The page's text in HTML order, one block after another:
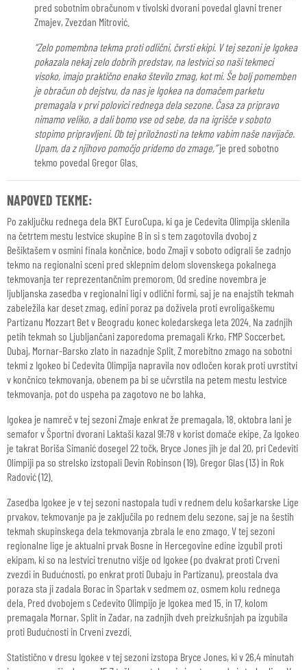
pred sobotnim obračunom v tivolski dvorani povedal glavni trener
Zmajev, Zvezdan Mitrović.
“Zelo pomembna tekma proti odlični, čvrsti ekipi. V tej sezoni je Igokea
pokazala nekaj zelo dobrih predstav, na lestvici so naši tekmeci
visoko, imajo praktično enako število zmag, kot mi. Še bolj pomemben
je obračun ob dejstvu, da nas je Igokea na domačem parketu
premagala v prvi polovici rednega dela sezone. Časa za pripravo
nimamo veliko, a dali bomo vse od sebe, da na igrišče v soboto
stopimo pripravljeni. Ob tej priložnosti na tekmo vabim naše navijače.
Upam, da z njihovo pomočjo pridemo do zmage,”je pred sobotno
tekmo povedal Gregor Glas.
NAPOVED TEKME:
Po zaključku rednega dela BKT EuroCupa, ki ga je Cedevita Olimpija sklenila
na četrtem mestu lestvice skupine B in si s tem zagotovila dvoboj z
Bešiktašem v osmini finala končnice, bodo Zmaji v soboto odigrali še zadnjo
tekmo na regionalni sceni pred sklepnim delom slovenskega pokalnega
tekmovanja ter reprezentančnim premorom. Od sredine novembra je
ljubljanska zasedba v regionalni ligi v odlični formi, saj je na enajstih tekmah
zabeležila kar deset zmag, edini poraz pa doživela proti evroligaškemu
Partizanu Mozzart Bet v Beogradu konec koledarskega leta 2024. Na zadnjih
petih tekmah so Ljubljančani zaporedoma premagali Krko, FMP Soccerbet,
Dubaj, Mornar-Barsko zlato in nazadnje Split. Z morebitno zmago na sobotni
tekmi z Igokeo bi Cedevita Olimpija napravila nov odločen korak proti uvrstitvi
v končnico tekmovanja, obenem pa bi se učvrstila na petem mestu lestvice
tekmovanja, pot do uspeha pa zagotovo ne bo lahka.
Igokea je namreč v tej sezoni Zmaje enkrat že premagala, 18. oktobra lani je
semafor v Športni dvorani Laktaši kazal 91:78 v korist domače ekipe. Za Igokeo
je takrat Boriša Simanić dosegel 22 točk, Bryce Jones jih je dal 20, pri Cedeviti
Olimpiji pa so strelsko izstopali Devin Robinson (19), Gregor Glas (13) in Rok
Radović (12).
Zasedba Igokee je v tej sezoni nastopala tudi v rednem delu košarkarske Lige
prvakov, tekmovanje pa je zaključila po rednem delu sezone, saj je na šestih
tekmah skupinskega dela tekmovanja zbrala le eno zmago. V tej sezoni
regionalne lige je aktualni prvak Bosne in Hercegovine edine izgubil proti
ekipam, ki so na lestvici trenutno višje od Igokee (po dvakrat proti Crveni
zvezdi in Budućnosti, po enkrat proti Dubaju in Partizanu), preostala dva
poraza sta ji zadala Borac in Spartak v sedmem oz. osmem kolu rednega
dela. Pred dvobojem s Cedevito Olimpijo je Igokea med 15. in 17. kolom
premagala Mornar, Split in Zadar, na zadnjih dveh preizkušnjah pa izgubila
proti Budućnosti in Crveni zvezdi.
Statistično v dresu Igokee v tej sezoni izstopa Bryce Jones, ki v 26,4 minutah